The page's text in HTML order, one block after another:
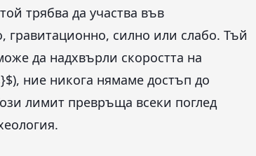
трябва да участва във
гравитационно, силно или слабо. Тъй
да надхвърли скоростта на
ние никога нямаме достъп до
лимит превръща всеки поглед